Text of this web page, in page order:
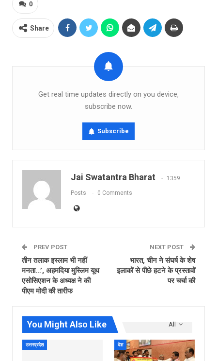
0
Share
Get real time updates directly on you device,
subscribe now.
Subscribe
Jai Swatantra Bharat 1359
Posts 0 Comments
PREV POST
तीन तलाक इस्लाम भी नहीं
मनता…’, अहमदिया मुस्लिम यूथ
एसोसिएशन के अध्‍यक्ष ने की
पीएम मोदी की तारीफ
NEXT POST
भारत, चीन ने संघर्ष के शेष
इलाकों से पीछे हटने के प्रस्तावों
पर चर्चा की
All
You Might Also Like
उत्तरप्रदेश देश